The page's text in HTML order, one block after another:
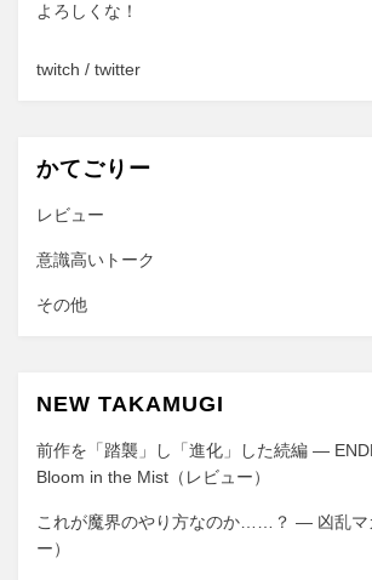
よろしくな！
twitch / twitter
かてごりー
レビュー
意識高いトーク
その他
NEW TAKAMUGI
前作を「踏襲」し「進化」した続編 ―
Bloom in the Mist（レビュー）
これが魔界のやり方なのか……？ ― 凶乱マ
ー）